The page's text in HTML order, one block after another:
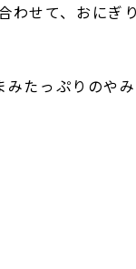
せて、おにぎり
たっぷりのや